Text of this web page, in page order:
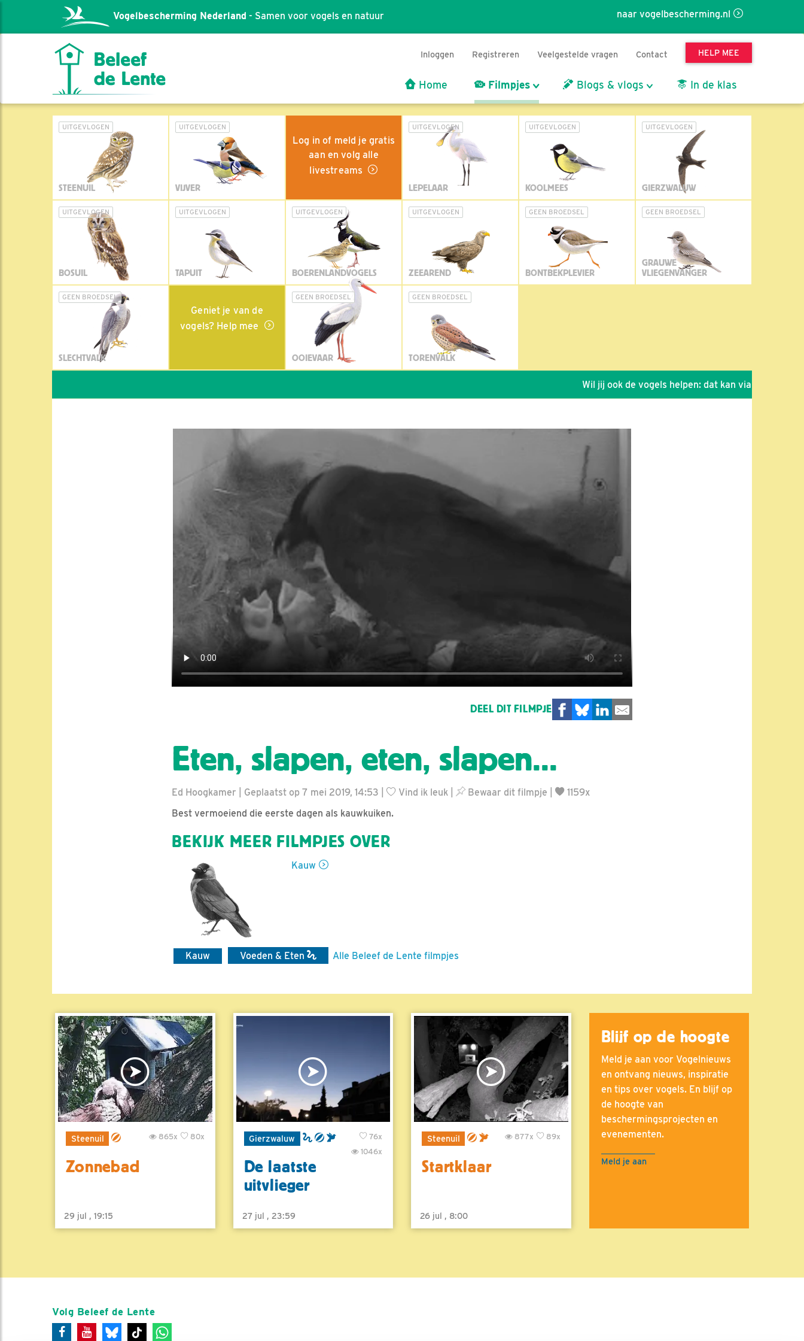
naar vogelbescherming.nl
Vogelbescherming Nederland - Samen voor vogels en natuur
Inloggen Registreren Veelgestelde vragen Contact HELP MEE
Home Filmpjes Blogs & vlogs In de klas
UITGEVLOGEN
STEENUIL
UITGEVLOGEN
VIJVER
Log in of meld je gratis
aan en volg alle
livestreams
UITGEVLOGEN
LEPELAAR
UITGEVLOGEN
KOOLMEES
UITGEVLOGEN
GIERZWALUW
UITGEVLOGEN
BOSUIL
UITGEVLOGEN
TAPUIT
UITGEVLOGEN
BOERENLANDVOGELS
UITGEVLOGEN
ZEEAREND
GEEN BROEDSEL
BONTBEKPLEVIER
GEEN BROEDSEL
GRAUWE
VLIEGENVANGER
GEEN BROEDSEL
SLECHTVALK
Geniet je van de
vogels? Help mee
GEEN BROEDSEL
OOIEVAAR
GEEN BROEDSEL
TORENVALK
Wil jij ook de vogels helpen: dat kan via de link!
DEEL DIT FILMPJE
Eten, slapen, eten, slapen...
Ed Hoogkamer | Geplaatst op 7 mei 2019, 14:53 | Vind ik leuk Bewaar dit filmpje
1159x
Best vermoeiend die eerste dagen als kauwkuiken.
BEKIJK MEER FILMPJES OVER
Kauw
Kauw Voeden & Eten Alle Beleef de Lente filmpjes
Steenuil 80x
865x
Zonnebad
29 jul , 19:15
Gierzwaluw
76x
1046x
De laatste
uitvlieger
27 jul , 23:59
Steenuil 89x
877x
Startklaar
26 jul , 8:00
Blijf op de hoogte
Meld je aan voor Vogelnieuws
en ontvang nieuws, inspiratie
en tips over vogels. En blijf op
de hoogte van
beschermingsprojecten en
evenementen.
Meld je aan
Volg Beleef de Lente